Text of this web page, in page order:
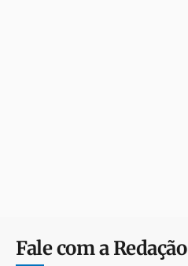
Fale com a Redação